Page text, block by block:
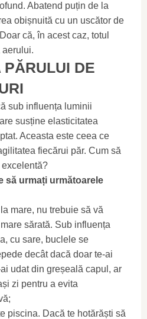
Abatend puțin de la
obișnuită cu un uscător de
că, în acest caz, totul
aerului.
DE
sub influența luminii
susține elasticitatea
Aceasta este ceea ce
fiecărui păr. Cum să
să urmați următoarele
mare, nu trebuie să vă
sărată. Sub influența
cu sare, buclele se
decât dacă doar te-ai
udat din greșeală capul, ar
zi pentru a evita
piscina. Dacă te hotărăști să